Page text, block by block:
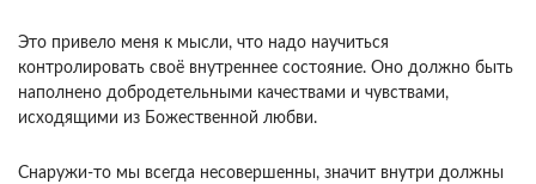
Это привело меня к мысли, что надо научиться
контролировать своё внутреннее состояние. Оно должно быть
наполнено добродетельными качествами и чувствами,
исходящими из Божественной любви.
Снаружи-то мы всегда несовершенны, значит внутри должны